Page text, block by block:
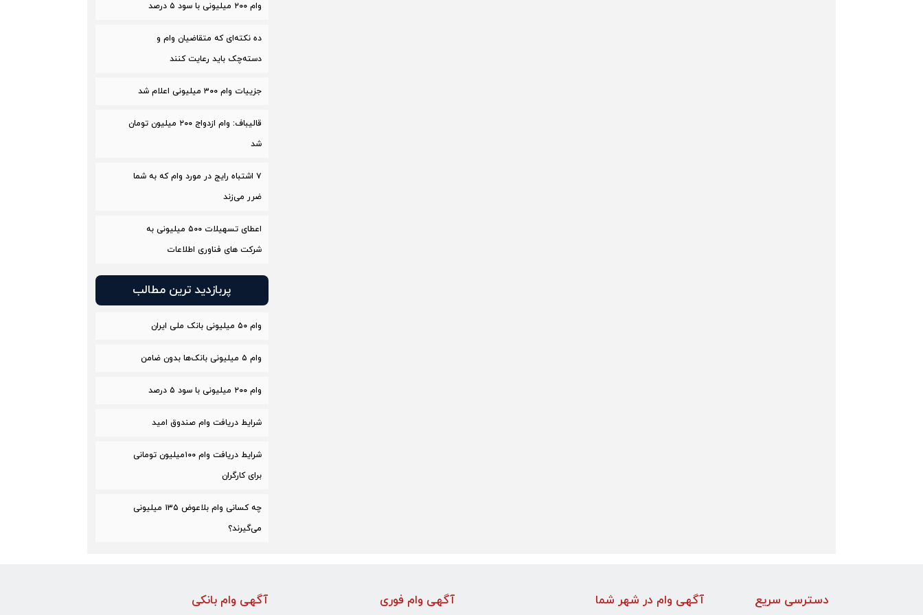
وام ۲۰۰ میلیونی با سود ۵ درصد
ده نکته‌ای که متقاضیان وام و
دسته‌چک باید رعایت کنند
جزییات وام ۳۰۰ میلیونی اعلام شد
قالیباف: وام ازدواج ٢٠٠ میلیون تومان
شد
۷ اشتباه رایج در مورد وام که به شما
ضرر می‌زند
اعطای تسهیلات ۵۰۰ میلیونی به
شرکت های فناوری اطلاعات
پربازدید ترین مطالب
وام ۵۰ میلیونی بانک ملی ایران
وام ۵ میلیونی بانک‌ها بدون ضامن
وام ۲۰۰ میلیونی با سود ۵ درصد
شرایط دریافت وام صندوق امید
شرایط دریافت وام ۱۰۰میلیون تومانی
برای کارگران
چه کسانی وام بلاعوض ۱۳۵ میلیونی
می‌گیرند؟
آگهی وام بانکی آگهی وام فوری آگهی وام در شهر شما دسترسی سریع